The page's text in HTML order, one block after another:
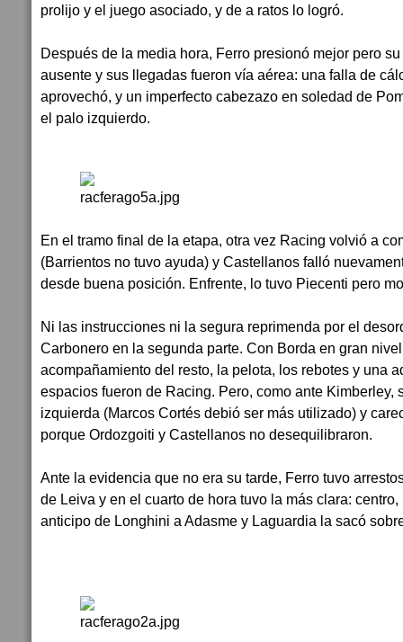
prolijo y el juego asociado, y de a ratos lo logró.
Después de la media hora, Ferro presionó mejor pero
ausente y sus llegadas fueron vía aérea: una falla de
aprovechó, y un imperfecto cabezazo en soledad de
el palo izquierdo.
En el tramo final de la etapa, otra vez Racing volvió a
(Barrientos no tuvo ayuda) y Castellanos falló
desde buena posición. Enfrente, lo tuvo Piecenti pero
Ni las instrucciones ni la segura reprimenda por el
Carbonero en la segunda parte. Con Borda en gran
acompañamiento del resto, la pelota, los rebotes y una
espacios fueron de Racing. Pero, como ante Kimberley,
izquierda (Marcos Cortés debió ser más utilizado) y
porque Ordozgoiti y Castellanos no desequilibraron.
Ante la evidencia que no era su tarde, Ferro tuvo
de Leiva y en el cuarto de hora tuvo la más clara:
anticipo de Longhini a Adasme y Laguardia la sacó